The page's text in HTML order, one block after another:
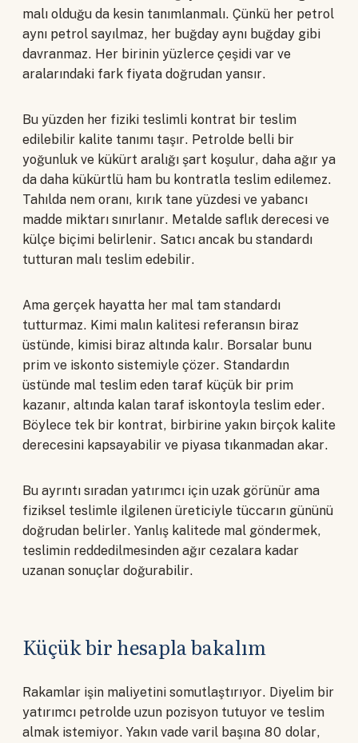
malı olduğu da kesin tanımlanmalı. Çünkü her petrol
aynı petrol sayılmaz, her buğday aynı buğday gibi
davranmaz. Her birinin yüzlerce çeşidi var ve
aralarındaki fark fiyata doğrudan yansır.
Bu yüzden her fiziki teslimli kontrat bir teslim
edilebilir kalite tanımı taşır. Petrolde belli bir
yoğunluk ve kükürt aralığı şart koşulur, daha ağır ya
da daha kükürtlü ham bu kontratla teslim edilemez.
Tahılda nem oranı, kırık tane yüzdesi ve yabancı
madde miktarı sınırlanır. Metalde saflık derecesi ve
külçe biçimi belirlenir. Satıcı ancak bu standardı
tutturan malı teslim edebilir.
Ama gerçek hayatta her mal tam standardı
tutturmaz. Kimi malın kalitesi referansın biraz
üstünde, kimisi biraz altında kalır. Borsalar bunu
prim ve iskonto sistemiyle çözer. Standardın
üstünde mal teslim eden taraf küçük bir prim
kazanır, altında kalan taraf iskontoyla teslim eder.
Böylece tek bir kontrat, birbirine yakın birçok kalite
derecesini kapsayabilir ve piyasa tıkanmadan akar.
Bu ayrıntı sıradan yatırımcı için uzak görünür ama
fiziksel teslimle ilgilenen üreticiyle tüccarın gününü
doğrudan belirler. Yanlış kalitede mal göndermek,
teslimin reddedilmesinden ağır cezalara kadar
uzanan sonuçlar doğurabilir.
Küçük bir hesapla bakalım
Rakamlar işin maliyetini somutlaştırıyor. Diyelim bir
yatırımcı petrolde uzun pozisyon tutuyor ve teslim
almak istemiyor. Yakın vade varil başına 80 dolar,